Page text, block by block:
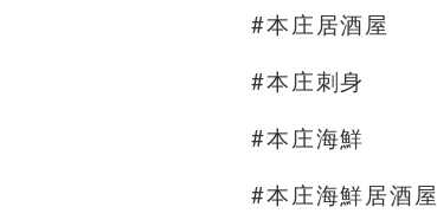
#本庄居酒屋
#本庄刺身
#本庄海鮮
#本庄海鮮居酒屋